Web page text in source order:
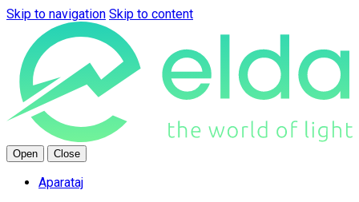
Skip to navigation Skip to content
Open Close
Aparataj